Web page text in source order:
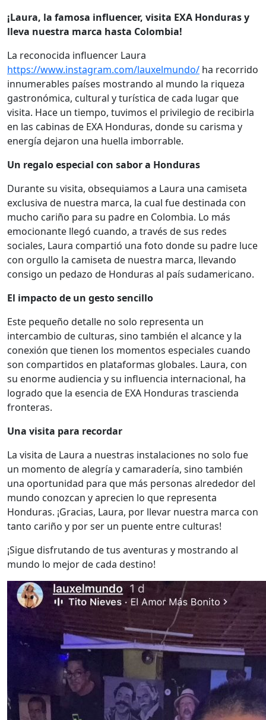
¡Laura, la famosa influencer, visita EXA Honduras y
lleva nuestra marca hasta Colombia!
La reconocida influencer Laura
https://www.instagram.com/lauxelmundo/ ha recorrido
innumerables países mostrando al mundo la riqueza
gastronómica, cultural y turística de cada lugar que
visita. Hace un tiempo, tuvimos el privilegio de recibirla
en las cabinas de EXA Honduras, donde su carisma y
energía dejaron una huella imborrable.
Un regalo especial con sabor a Honduras
Durante su visita, obsequiamos a Laura una camiseta
exclusiva de nuestra marca, la cual fue destinada con
mucho cariño para su padre en Colombia. Lo más
emocionante llegó cuando, a través de sus redes
sociales, Laura compartió una foto donde su padre luce
con orgullo la camiseta de nuestra marca, llevando
consigo un pedazo de Honduras al país sudamericano.
El impacto de un gesto sencillo
Este pequeño detalle no solo representa un
intercambio de culturas, sino también el alcance y la
conexión que tienen los momentos especiales cuando
son compartidos en plataformas globales. Laura, con
su enorme audiencia y su influencia internacional, ha
logrado que la esencia de EXA Honduras trascienda
fronteras.
Una visita para recordar
La visita de Laura a nuestras instalaciones no solo fue
un momento de alegría y camaradería, sino también
una oportunidad para que más personas alrededor del
mundo conozcan y aprecien lo que representa
Honduras. ¡Gracias, Laura, por llevar nuestra marca con
tanto cariño y por ser un puente entre culturas!
¡Sigue disfrutando de tus aventuras y mostrando al
mundo lo mejor de cada destino!